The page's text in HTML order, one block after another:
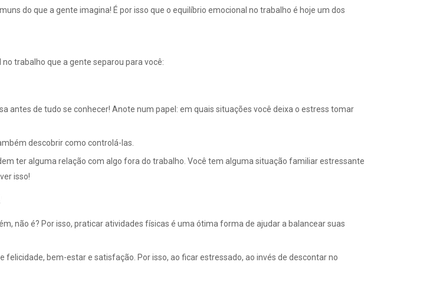
do que a gente imagina! É por isso que o equilíbrio emocional no trabalho é hoje um dos
trabalho que a gente separou para você:
antes de tudo se conhecer! Anote num papel: em quais situações você deixa o estress tomar
descobrir como controlá-las.
ter alguma relação com algo fora do trabalho. Você tem alguma situação familiar estressante
isso!
não é? Por isso, praticar atividades físicas é uma ótima forma de ajudar a balancear suas
bem-estar e satisfação. Por isso, ao ficar estressado, ao invés de descontar no